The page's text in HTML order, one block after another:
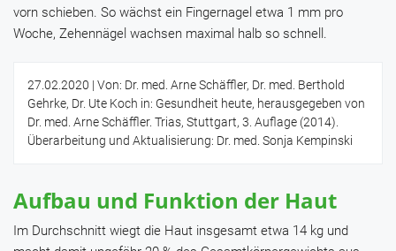
vorn schieben. So wächst ein Fingernagel etwa 1 mm pro
Woche, Zehennägel wachsen maximal halb so schnell.
27.02.2020 | Von: Dr. med. Arne Schäffler, Dr. med. Berthold
Gehrke, Dr. Ute Koch in: Gesundheit heute, herausgegeben von
Dr. med. Arne Schäffler. Trias, Stuttgart, 3. Auflage (2014).
Überarbeitung und Aktualisierung: Dr. med. Sonja Kempinski
Aufbau und Funktion der Haut
Im Durchschnitt wiegt die Haut insgesamt etwa 14 kg und